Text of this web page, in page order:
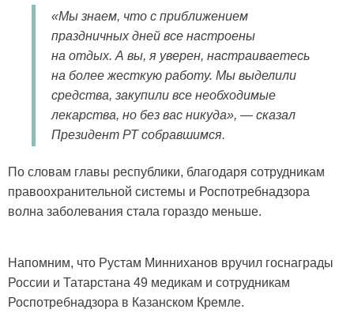
«Мы знаем, что с приближением
праздничных дней все настроены
на отдых. А вы, я уверен, настраиваетесь
на более жесткую работу. Мы выделили
средства, закупили все необходимые
лекарства, но без вас никуда», — сказал
Президент РТ собравшимся.
По словам главы республики, благодаря сотрудникам
правоохранительной системы и Роспотребнадзора
волна заболевания стала гораздо меньше.
Напомним, что Рустам Минниханов вручил госнаграды
России и Татарстана 49 медикам и сотрудникам
Роспотребнадзора в Казанском Кремле.